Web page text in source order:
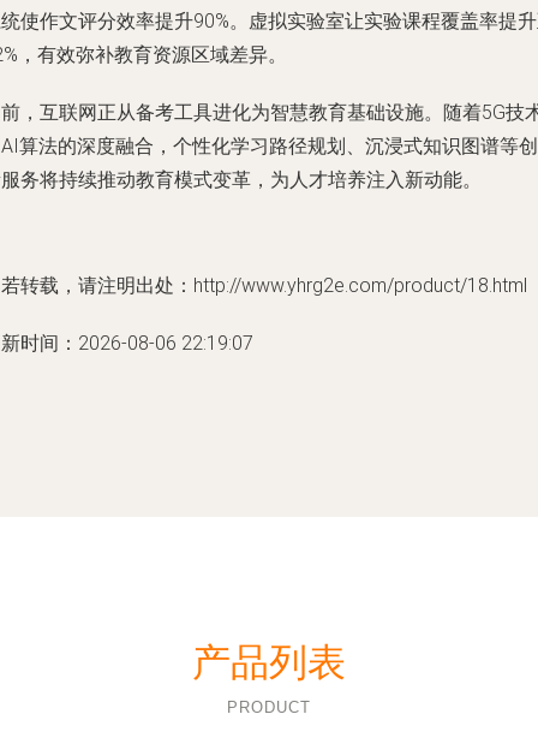
使作文评分效率提升90%。虚拟实验室让实验课程覆盖率提
，有效弥补教育资源区域差异。
，互联网正从备考工具进化为智慧教育基础设施。随着5G技
算法的深度融合，个性化学习路径规划、沉浸式知识图谱等创
务将持续推动教育模式变革，为人才培养注入新动能。
转载，请注明出处：http://www.yhrg2e.com/product/18.html
时间：2026-08-06 22:19:07
产品列表
PRODUCT